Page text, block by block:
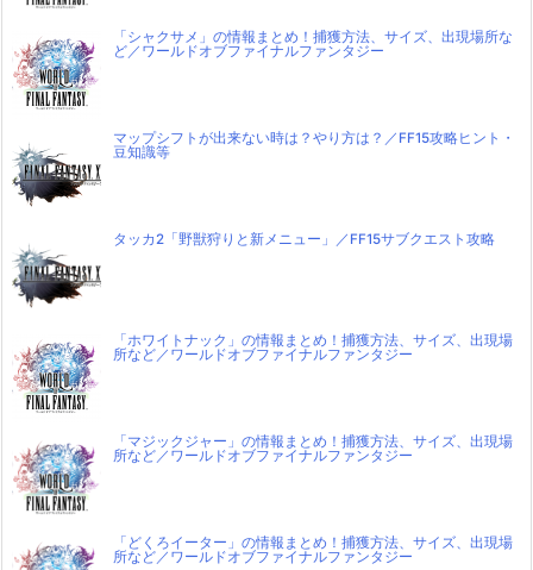
「シャクサメ」の情報まとめ！捕獲方法、サイズ、出現場所な
ど／ワールドオブファイナルファンタジー
マップシフトが出来ない時は？やり方は？／FF15攻略ヒント・
豆知識等
タッカ2「野獣狩りと新メニュー」／FF15サブクエスト攻略
「ホワイトナック」の情報まとめ！捕獲方法、サイズ、出現場
所など／ワールドオブファイナルファンタジー
「マジックジャー」の情報まとめ！捕獲方法、サイズ、出現場
所など／ワールドオブファイナルファンタジー
「どくろイーター」の情報まとめ！捕獲方法、サイズ、出現場
所など／ワールドオブファイナルファンタジー